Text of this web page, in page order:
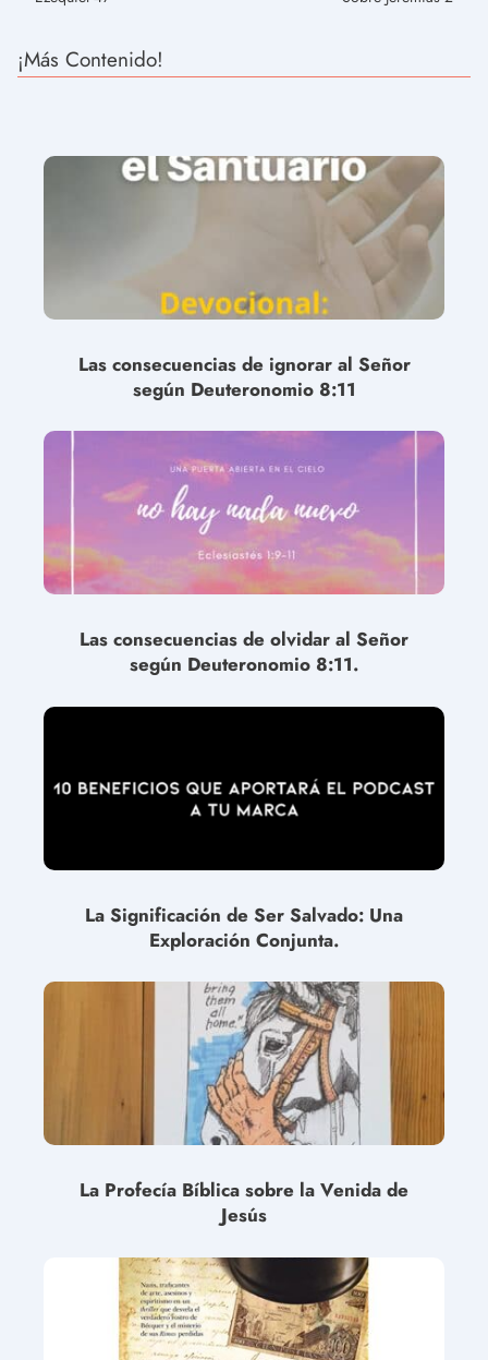
¡Más Contenido!
Las consecuencias de ignorar al Señor
según Deuteronomio 8:11
Las consecuencias de olvidar al Señor
según Deuteronomio 8:11.
La Significación de Ser Salvado: Una
Exploración Conjunta.
La Profecía Bíblica sobre la Venida de
Jesús